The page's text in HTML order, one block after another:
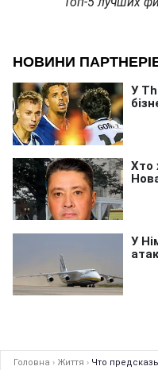
Головна › Життя › Что